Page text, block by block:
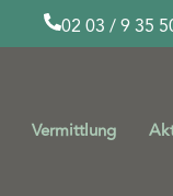
02 03 / 9 35
Vermittlung